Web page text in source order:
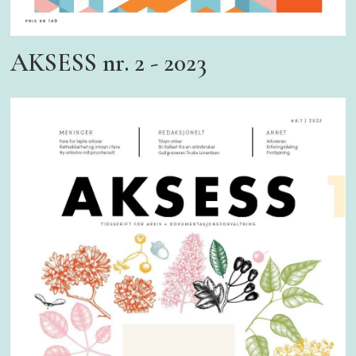
AKSESS nr. 2 - 2023